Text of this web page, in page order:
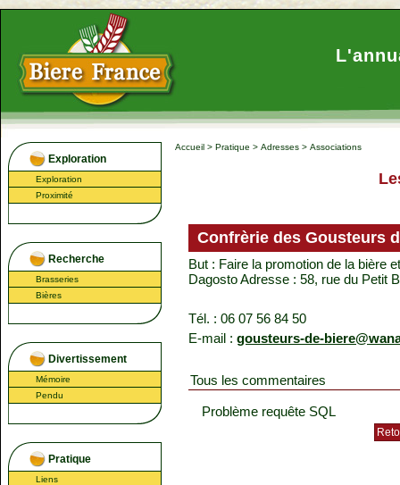
Exploration
Exploration
Proximité
Recherche
Brasseries
Bières
Divertissement
Mémoire
Pendu
Pratique
Liens
Accueil > Pratique > Adresses > Associations
Confrèrie des Gousteurs
But : Faire la promotion de la bière
Dagosto Adresse : 58, rue du Petit
Tél. : 06 07 56 84 50
E-mail : gousteurs-de-
Tous les commentaires
Problème requête SQL